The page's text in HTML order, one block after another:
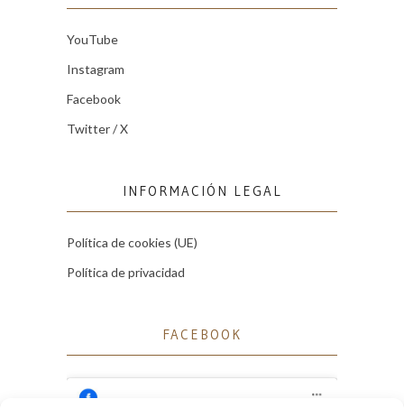
YouTube
Instagram
Facebook
Twitter / X
INFORMACIÓN LEGAL
Política de cookies (UE)
Política de privacidad
FACEBOOK